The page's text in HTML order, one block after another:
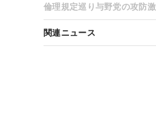
倫理規定巡り与野党の攻防
関連ニュース